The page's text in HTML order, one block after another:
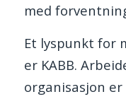
med
Et lyspunkt for
er KABB.
organisasjon